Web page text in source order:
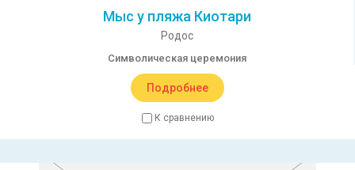
Мыс у пляжа Киотари
Родос
Символическая церемония
Подробнее
К сравнению